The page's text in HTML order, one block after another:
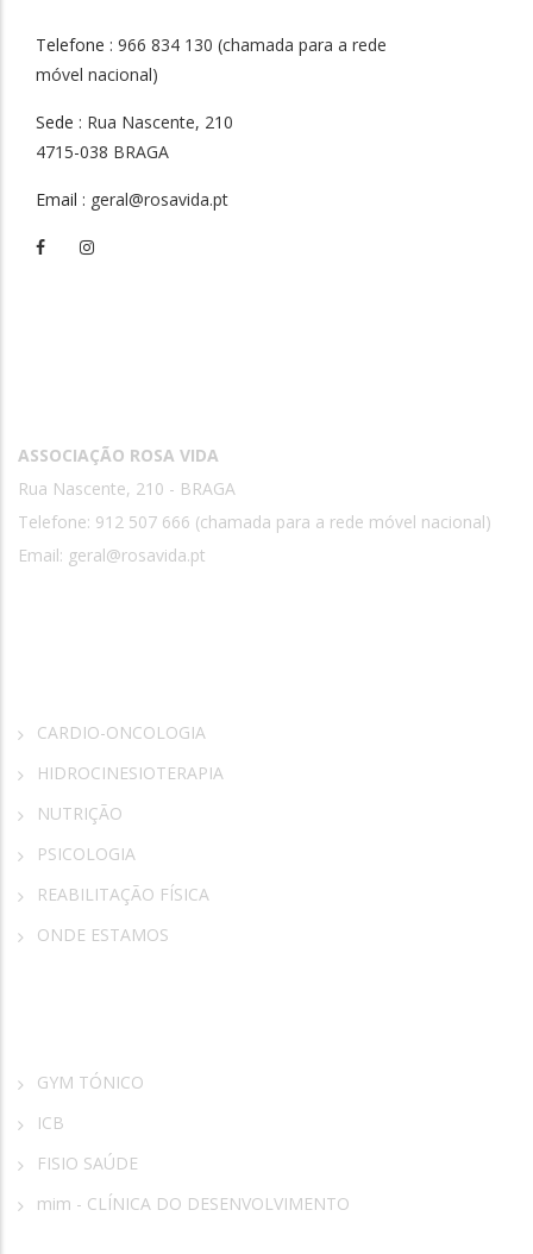
Telefone : 966 834 130 (chamada para a rede
móvel nacional)
Sede : Rua Nascente, 210
4715-038 BRAGA
Email : geral@rosavida.pt
ASSOCIAÇÃO ROSA VIDA
Rua Nascente, 210 - BRAGA
Telefone: 912 507 666 (chamada para a rede móvel nacional)
Email: geral@rosavida.pt
CARDIO-ONCOLOGIA
HIDROCINESIOTERAPIA
NUTRIÇÃO
PSICOLOGIA
REABILITAÇÃO FÍSICA
ONDE ESTAMOS
GYM TÓNICO
ICB
FISIO SAÚDE
mim - CLÍNICA DO DESENVOLVIMENTO